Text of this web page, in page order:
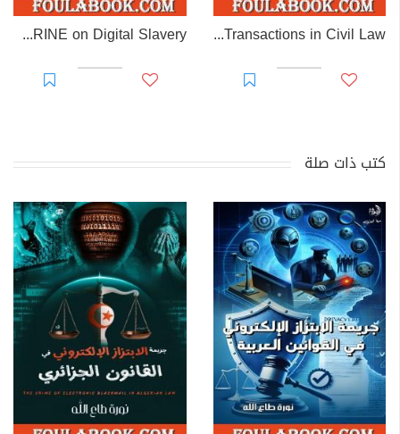
EL RAKHAWI MIND on the Doctrine of Simulation and Sham Transactions in Civil Law
EL-RAKHAWI DOCTRINE on Digital Slavery
كتب ذات صلة